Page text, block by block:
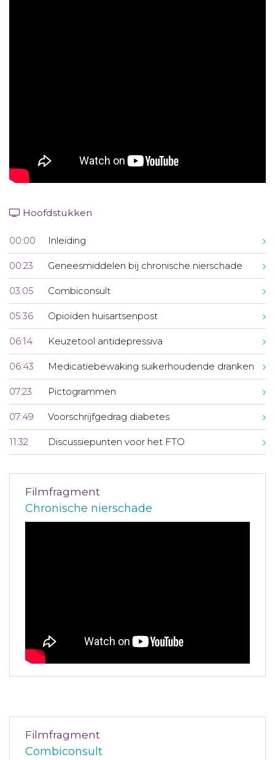
Hoofdstukken
00:00 Inleiding
00:23 Geneesmiddelen bij chronische nierschade
03:05 Combiconsult
05:36 Opioïden huisartsenpost
06:14 Keuzetool antidepressiva
06:43 Medicatiebewaking suikerhoudende dranken
07:23 Pictogrammen
07:49 Voorschrijfgedrag diabetes
11:32 Discussiepunten voor het FTO
Filmfragment
Chronische nierschade
Filmfragment
Combiconsult